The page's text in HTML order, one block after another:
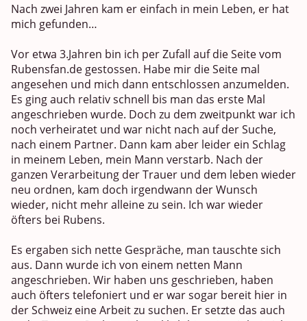
Nach zwei Jahren kam er einfach in mein Leben, er hat
mich gefunden…
Vor etwa 3.Jahren bin ich per Zufall auf die Seite vom
Rubensfan.de gestossen. Habe mir die Seite mal
angesehen und mich dann entschlossen anzumelden.
Es ging auch relativ schnell bis man das erste Mal
angeschrieben wurde. Doch zu dem zweitpunkt war ich
noch verheiratet und war nicht nach auf der Suche,
nach einem Partner. Dann kam aber leider ein Schlag
in meinem Leben, mein Mann verstarb. Nach der
ganzen Verarbeitung der Trauer und dem leben wieder
neu ordnen, kam doch irgendwann der Wunsch
wieder, nicht mehr alleine zu sein. Ich war wieder
öfters bei Rubens.
Es ergaben sich nette Gespräche, man tauschte sich
aus. Dann wurde ich von einem netten Mann
angeschrieben. Wir haben uns geschrieben, haben
auch öfters telefoniert und er war sogar bereit hier in
der Schweiz eine Arbeit zu suchen. Er setzte das auch